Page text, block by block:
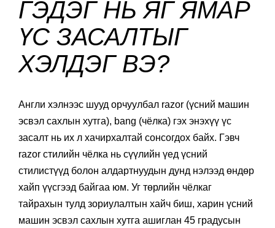
ГЭДЭГ НЬ ЯГ ЯМАР
ҮС ЗАСАЛТЫГ
ХЭЛДЭГ ВЭ?
Англи хэлнээс шууд орчуулбал razor (үсний машин
эсвэл сахлын хутга), bang (чёлка) гэх энэхүү үс
засалт нь их л хачирхалтай сонсогдох байх. Гэвч
razor стилийн чёлка нь сүүлийн үед үсний
стилистүүд болон алдартнуудын дунд нэлээд өндөр
хайп үүсгээд байгаа юм. Уг төрлийн чёлкаг
тайрахын тулд зориулалтын хайч биш, харин үсний
машин эсвэл сахлын хутга ашиглан 45 градусын